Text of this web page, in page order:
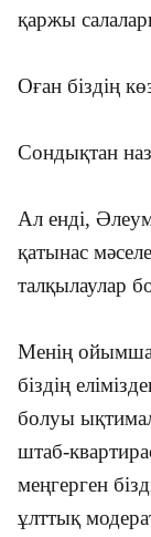
қаржы
Оған біздің
Сондықтан
Ал енді,
қатынас
талқылаулар
Менің
біздің
болуы
штаб-
меңгерген
ұлттық